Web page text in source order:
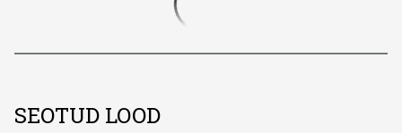
SEOTUD LOOD